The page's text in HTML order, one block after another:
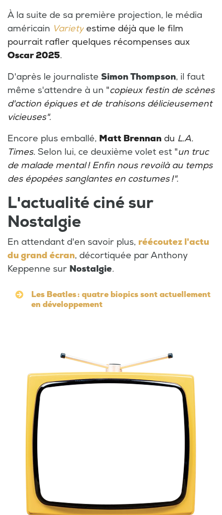
À la suite de sa première projection, le média
américain Variety estime déjà que le film
pourrait rafler quelques récompenses aux
Oscar 2025.
D'après le journaliste Simon Thompson, il faut
même s'attendre à un "copieux festin de scènes
d'action épiques et de trahisons délicieusement
vicieuses".
Encore plus emballé, Matt Brennan du L.A.
Times. Selon lui, ce deuxième volet est "un truc
de malade mental ! Enfin nous revoilà au temps
des épopées sanglantes en costumes !".
L'actualité ciné sur
Nostalgie
En attendant d'en savoir plus, réécoutez l'actu
du grand écran, décortiquée par Anthony
Keppenne sur Nostalgie.
Les Beatles : quatre biopics sont actuellement
en développement